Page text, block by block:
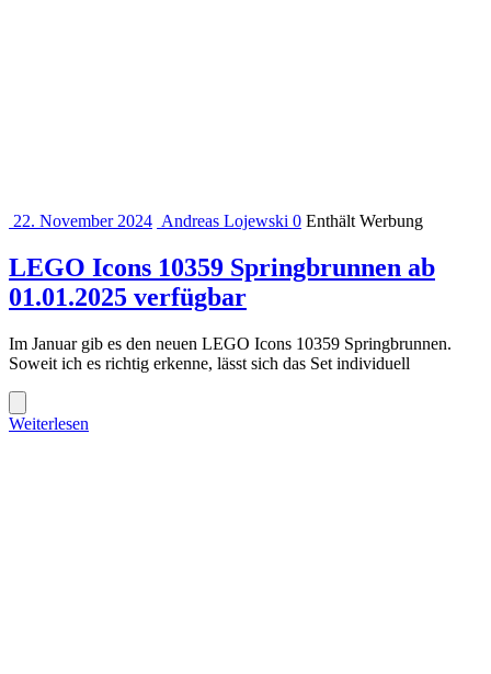
22. November 2024 Andreas Lojewski 0 Enthält Werbung
LEGO Icons 10359 Springbrunnen ab
01.01.2025 verfügbar
Im Januar gib es den neuen LEGO Icons 10359 Springbrunnen.
Soweit ich es richtig erkenne, lässt sich das Set individuell
Weiterlesen